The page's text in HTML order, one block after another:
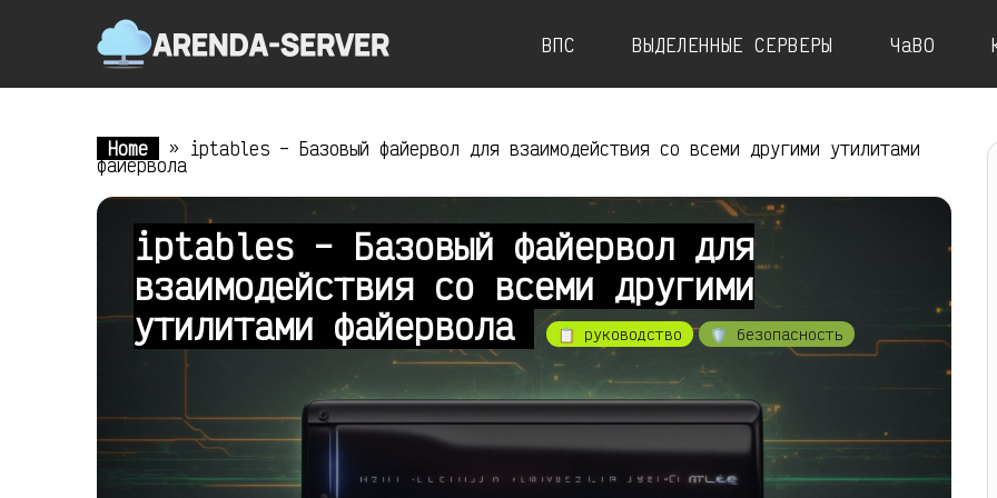
ВПС ВЫДЕЛЕННЫЕ СЕРВЕРЫ ЧаВО
Home » iptables – Базовый файервол для взаимодействия со всеми другими утилитами
файервола
iptables – Базовый файервол для
взаимодействия со всеми другими
утилитами файервола
📋 руководство 🛡️ безопасность